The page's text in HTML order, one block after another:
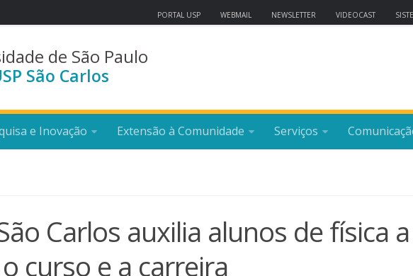
PORTAL USP WEBMAIL NEWSLETTER VIDEOCAST
de São Paulo
São Carlos
e Inovação Extensão à Comunidade Serviços
Carlos auxilia alunos de física a
curso e a carreira